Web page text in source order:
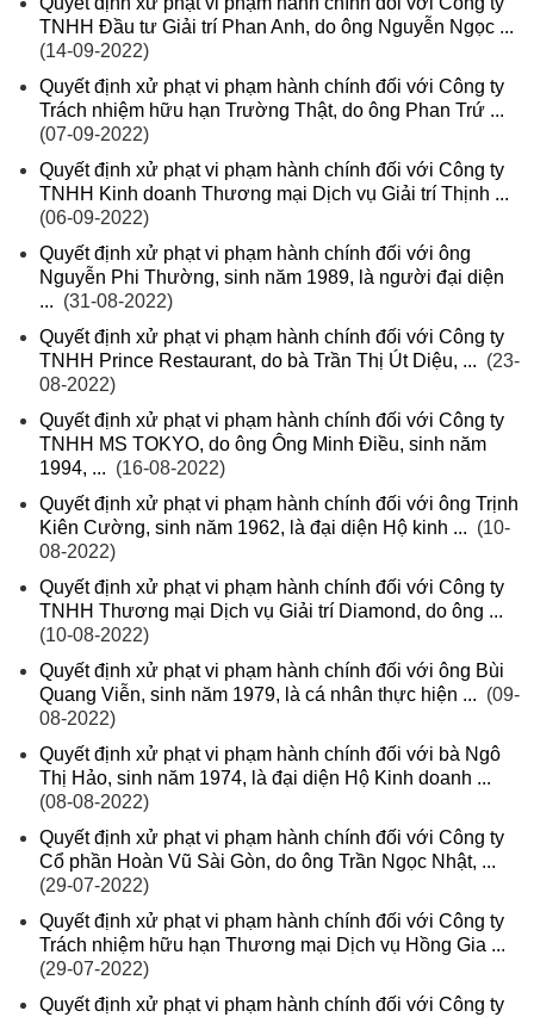
TNHH Đầu tư Giải trí Phan Anh, do ông Nguyễn Ngọc ...
(14-09-2022)
Quyết định xử phạt vi phạm hành chính đối với Công ty
Trách nhiệm hữu hạn Trường Thật, do ông Phan Trứ ...
(07-09-2022)
Quyết định xử phạt vi phạm hành chính đối với Công ty
TNHH Kinh doanh Thương mại Dịch vụ Giải trí Thịnh ...
(06-09-2022)
Quyết định xử phạt vi phạm hành chính đối với ông
Nguyễn Phi Thường, sinh năm 1989, là người đại diện
... (31-08-2022)
Quyết định xử phạt vi phạm hành chính đối với Công ty
TNHH Prince Restaurant, do bà Trần Thị Út Diệu, ... (23-
08-2022)
Quyết định xử phạt vi phạm hành chính đối với Công ty
TNHH MS TOKYO, do ông Ông Minh Điều, sinh năm
1994, ... (16-08-2022)
Quyết định xử phạt vi phạm hành chính đối với ông Trịnh
Kiên Cường, sinh năm 1962, là đại diện Hộ kinh ... (10-
08-2022)
Quyết định xử phạt vi phạm hành chính đối với Công ty
TNHH Thương mại Dịch vụ Giải trí Diamond, do ông ...
(10-08-2022)
Quyết định xử phạt vi phạm hành chính đối với ông Bùi
Quang Viễn, sinh năm 1979, là cá nhân thực hiện ... (09-
08-2022)
Quyết định xử phạt vi phạm hành chính đối với bà Ngô
Thị Hảo, sinh năm 1974, là đại diện Hộ Kinh doanh ...
(08-08-2022)
Quyết định xử phạt vi phạm hành chính đối với Công ty
Cổ phần Hoàn Vũ Sài Gòn, do ông Trần Ngọc Nhật, ...
(29-07-2022)
Quyết định xử phạt vi phạm hành chính đối với Công ty
Trách nhiệm hữu hạn Thương mại Dịch vụ Hồng Gia ...
(29-07-2022)
Quyết định xử phạt vi phạm hành chính đối với Công ty